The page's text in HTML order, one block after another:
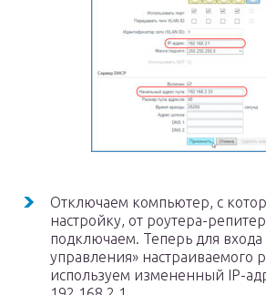
Отключаем компьютер, с
настройку, от роутера-
подключаем. Теперь для входа
управления» настраиваемого
используем измененный IP-